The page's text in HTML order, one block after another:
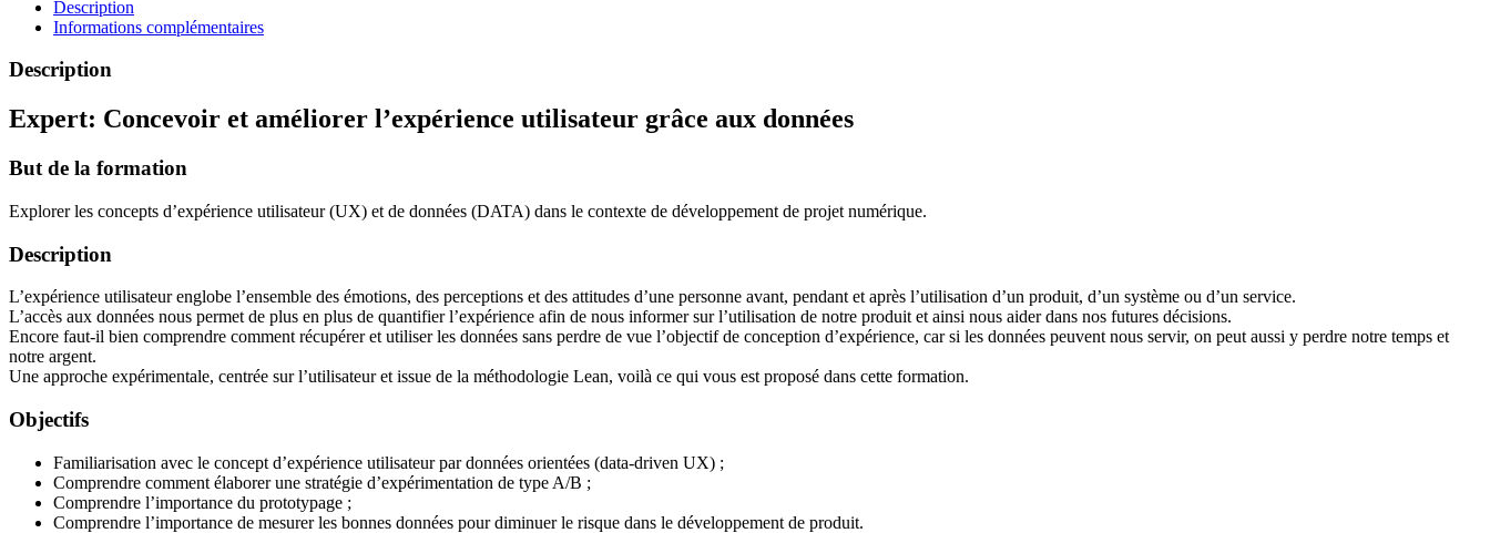
améliorer
l'expérience
utilisateur
grâce
données
Description
Informations complémentaires
Description
Expert: Concevoir et améliorer l’expérience utilisateur grâce aux données
But de la formation
Explorer les concepts d’expérience utilisateur (UX) et de données (DATA) dans le contexte de développement de projet numérique.
Description
L’expérience utilisateur englobe l’ensemble des émotions, des perceptions et des attitudes d’une personne avant, pendant et après l’utilisation d’un produit, d’un système ou d’un service.
L’accès aux données nous permet de plus en plus de quantifier l’expérience afin de nous informer sur l’utilisation de notre produit et ainsi nous aider dans nos futures décisions.
Encore faut-il bien comprendre comment récupérer et utiliser les données sans perdre de vue l’objectif de conception d’expérience, car si les données peuvent nous servir, on peut aussi y perdre notre temps et
notre argent.
Une approche expérimentale, centrée sur l’utilisateur et issue de la méthodologie Lean, voilà ce qui vous est proposé dans cette formation.
Objectifs
Familiarisation avec le concept d’expérience utilisateur par données orientées (data-driven UX) ;
Comprendre comment élaborer une stratégie d’expérimentation de type A/B ;
Comprendre l’importance du prototypage ;
Comprendre l’importance de mesurer les bonnes données pour diminuer le risque dans le développement de produit.